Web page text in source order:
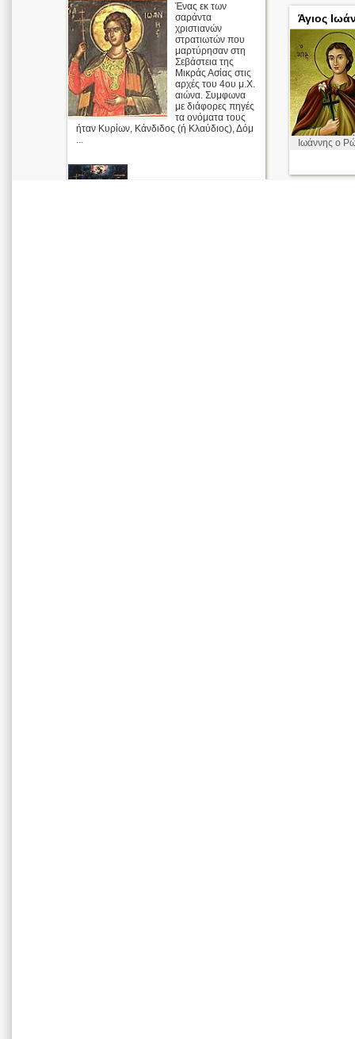
Ένας εκ των
σαράντα
χριστιανών
στρατιωτών που
μαρτύρησαν στη
Σεβάστεια της
Μικράς Ασίας στις
αρχές του 4ου μ.Χ.
αιώνα. Συμφωνα
με διάφορες πηγές
τα ονόματα τους
ήταν Κυρίων, Κάνδιδος (ή Κλαύδιος), Δόμ
...
Άγιος
Ιωάννης ο